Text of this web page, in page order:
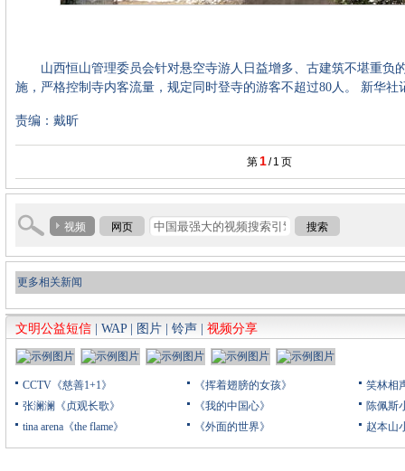
山西恒山管理委员会针对悬空寺游人日益增多、古建筑不堪重负
施，严格控制寺内客流量，规定同时登寺的游客不超过80人。 新华社
责编：戴昕
第 1/ 1 页
视频 网页 搜索
更多相关新闻
文明公益短信 WAP| 图片 铃声 视频分享
CCTV《慈善1+1》
张澜澜《贞观长歌》
tina arena《the flame》
《挥着翅膀的女孩》
《我的中国心》
《外面的世界》
笑林相
陈佩斯
赵本山